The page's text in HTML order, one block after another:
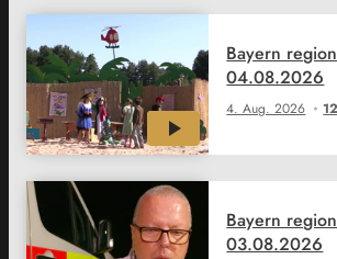
4. Aug. 2026
Bayern
04.08.2026
Bayern
03.08.2026